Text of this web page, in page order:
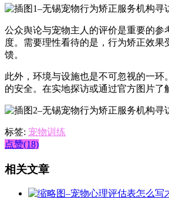
公众舆论与宠物主人的评价是重要的
度。需要理性看待的是，行为矫正效
馈。
此外，环境与设施也是不可忽视的一
的安全。在实地探访或通过官方图片了
标签: 宠物训练
点赞(18)
相关文章